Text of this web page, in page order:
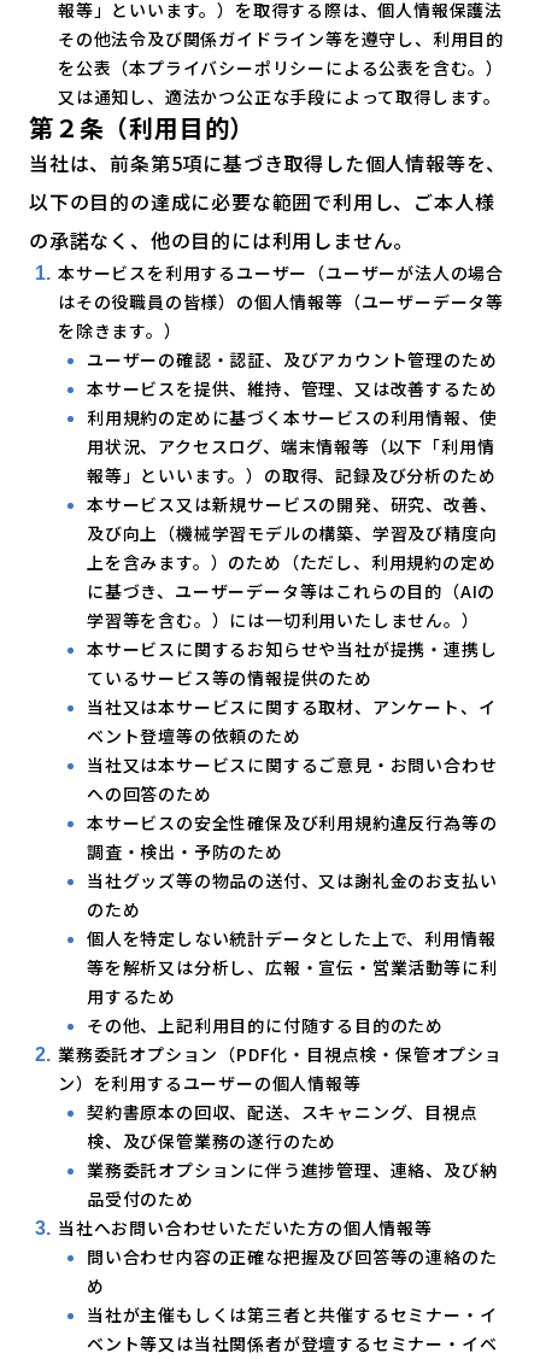
報等」といいます。）を取得する際は、個人情報保護法
その他法令及び関係ガイドライン等を遵守し、利用目的
を公表（本プライバシーポリシーによる公表を含む。）
又は通知し、適法かつ公正な手段によって取得します。
第２条（利用目的）
当社は、前条第5項に基づき取得した個人情報等を、
以下の目的の達成に必要な範囲で利用し、ご本人様
の承諾なく、他の目的には利用しません。
本サービスを利用するユーザー（ユーザーが法人の場合
はその役職員の皆様）の個人情報等（ユーザーデータ等
を除きます。）
ユーザーの確認・認証、及びアカウント管理のため
本サービスを提供、維持、管理、又は改善するため
利用規約の定めに基づく本サービスの利用情報、使
用状況、アクセスログ、端末情報等（以下「利用情
報等」といいます。）の取得、記録及び分析のため
本サービス又は新規サービスの開発、研究、改善、
及び向上（機械学習モデルの構築、学習及び精度向
上を含みます。）のため（ただし、利用規約の定め
に基づき、ユーザーデータ等はこれらの目的（AIの
学習等を含む。）には一切利用いたしません。）
本サービスに関するお知らせや当社が提携・連携し
ているサービス等の情報提供のため
当社又は本サービスに関する取材、アンケート、イ
ベント登壇等の依頼のため
当社又は本サービスに関するご意見・お問い合わせ
への回答のため
本サービスの安全性確保及び利用規約違反行為等の
調査・検出・予防のため
当社グッズ等の物品の送付、又は謝礼金のお支払い
のため
個人を特定しない統計データとした上で、利用情報
等を解析又は分析し、広報・宣伝・営業活動等に利
用するため
その他、上記利用目的に付随する目的のため
業務委託オプション（PDF化・目視点検・保管オプショ
ン）を利用するユーザーの個人情報等
契約書原本の回収、配送、スキャニング、目視点
検、及び保管業務の遂行のため
業務委託オプションに伴う進捗管理、連絡、及び納
品受付のため
当社へお問い合わせいただいた方の個人情報等
問い合わせ内容の正確な把握及び回答等の連絡のた
め
当社が主催もしくは第三者と共催するセミナー・イ
ベント等又は当社関係者が登壇するセミナー・イベ